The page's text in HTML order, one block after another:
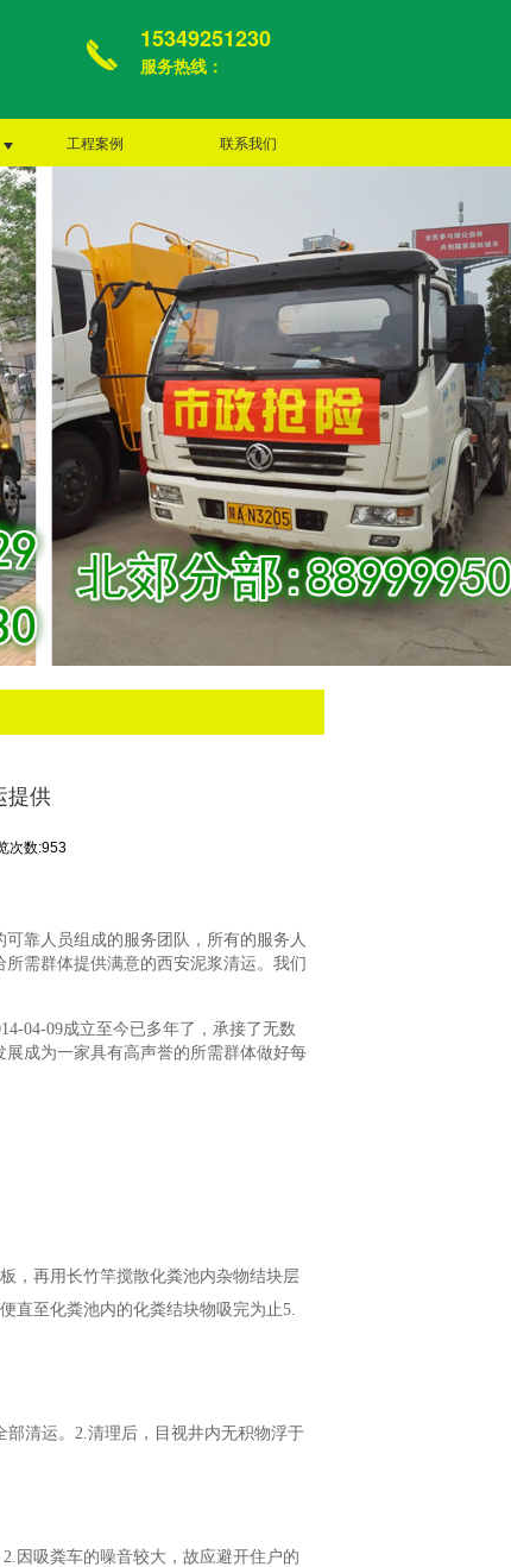
15349251230
服务热线：
工程案例 联系我们
提供
次数:953
靠人员组成的服务团队，所有的服务人
需群体提供满意的西安泥浆清运。我们
04-09成立至今已多年了，承接了无数
成为一家具有高声誉的所需群体做好每
，再用长竹竿搅散化粪池内杂物结块层
直至化粪池内的化粪结块物吸完为止5.
清运。2.清理后，目视井内无积物浮于
因吸粪车的噪音较大，故应避开住户的